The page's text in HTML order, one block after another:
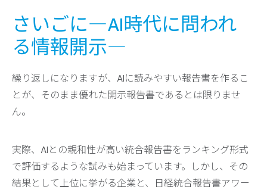
さいごに―AI時代に問われ
る情報開示―
繰り返しになりますが、AIに読みやすい報告書を作るこ
とが、そのまま優れた開示報告書であるとは限りませ
ん。
実際、AIとの親和性が高い統合報告書をランキング形式
で評価するような試みも始まっています。しかし、その
結果として上位に挙がる企業と、日経統合報告書アワー